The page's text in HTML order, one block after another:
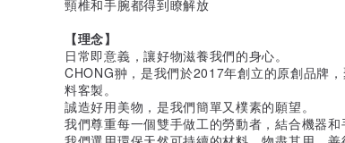
頸椎和手腕都得到瞭解放
【理念】
日常即意義，讓好物滋養我們的身心。
CHONG翀，是我們於2017年創立的原創品牌
料客製。
誠造好用美物，是我們簡單又樸素的願望。
我們尊重每一個雙手做工的勞動者，結合機器和